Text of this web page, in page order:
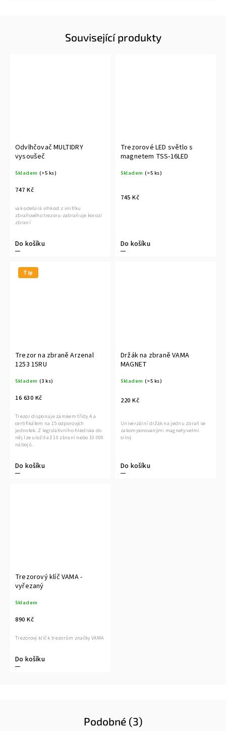
Související produkty
Odvlhčovač MULTIDRY
vysoušeč
Skladem (>5 ks)
747 Kč
Do košíku
vak odebírá vlhkost z vnitřku
zbraňového trezoru-zabraňuje korozi
zbraní
Trezorové LED světlo s
magnetem TSS-16LED
Skladem (>5 ks)
745 Kč
Do košíku
Tip
Trezor na zbraně Arzenal
1253 15RU
Skladem (3 ks)
16 630 Kč
Do košíku
Trezor disponuje zámkem třídy A a
certifikátem na 15 odporových
jednotek. Z legislativního hlediska do
něj lze uložit až 10 zbraní nebo 10 000
nábojů.
Držák na zbraně VAMA
MAGNET
Skladem (>5 ks)
220 Kč
Do košíku
Univerzální držák na jednu zbraň se
zakomponovanými magnety-velmi
silný
Trezorový klíč VAMA -
vyřezaný
Skladem
890 Kč
Do košíku
Trezorový klíč k trezorům značky VAMA
Podobné (3)